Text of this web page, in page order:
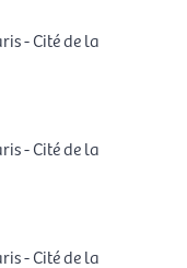
- Cité de la
- Cité de la
- Cité de la